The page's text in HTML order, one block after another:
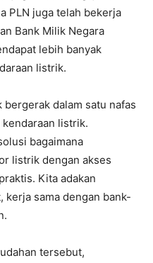
PLN juga telah bekerja
Bank Milik Negara
lebih banyak
listrik.
bergerak dalam satu nafas
listrik.
bagaimana
listrik dengan akses
Kita adakan
kerja sama dengan bank-
tersebut,